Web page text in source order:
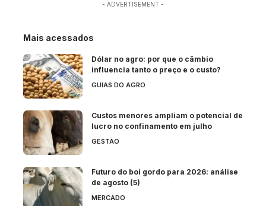
- ADVERTISEMENT -
Mais acessados
Dólar no agro: por que o câmbio
influencia tanto o preço e o custo?
GUIAS DO AGRO
Custos menores ampliam o potencial de
lucro no confinamento em julho
GESTÃO
Futuro do boi gordo para 2026: análise
de agosto (5)
MERCADO